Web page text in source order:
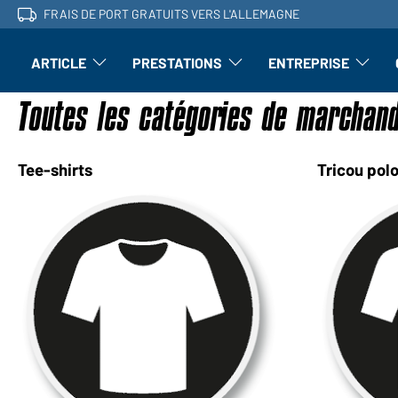
FRAIS DE PORT GRATUITS VERS L'ALLEMAGNE
ARTICLE l'article : Ouvrir le sous-menu
PRESTATIONS Perfectionnement : ouvrir le sous-
ENTREPRISE
Toutes les catégories de
Tee-shirts Tricou